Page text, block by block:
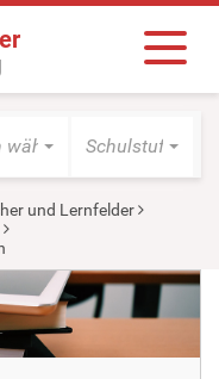
Schulstufe
und Lernfelder